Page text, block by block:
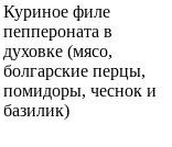
Куриное филе
пеппероната в
духовке (мясо,
болгарские перцы,
помидоры, чеснок и
базилик)